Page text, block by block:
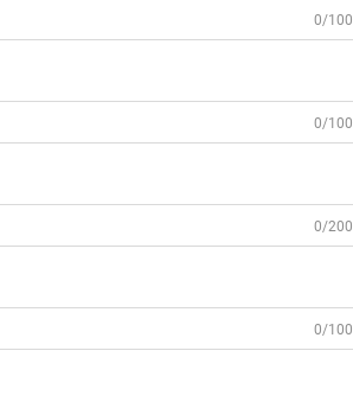
0/100
0/100
0/200
0/100